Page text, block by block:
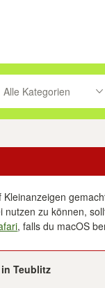
um zu suchen,
Alle Kategorien
nutzen zu können,
, falls du macOS
Teublitz